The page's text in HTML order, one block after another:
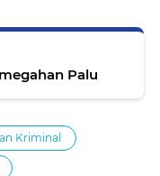
Palu
Kriminal